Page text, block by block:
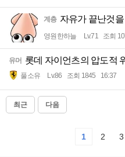
계층 자유가 끝난것
영원한하늘 Lv.71 조회
유머 롯데 자이언츠의 압도적
풀소유 Lv.86 조회 1845 16:37
최근 다음
1 2 3